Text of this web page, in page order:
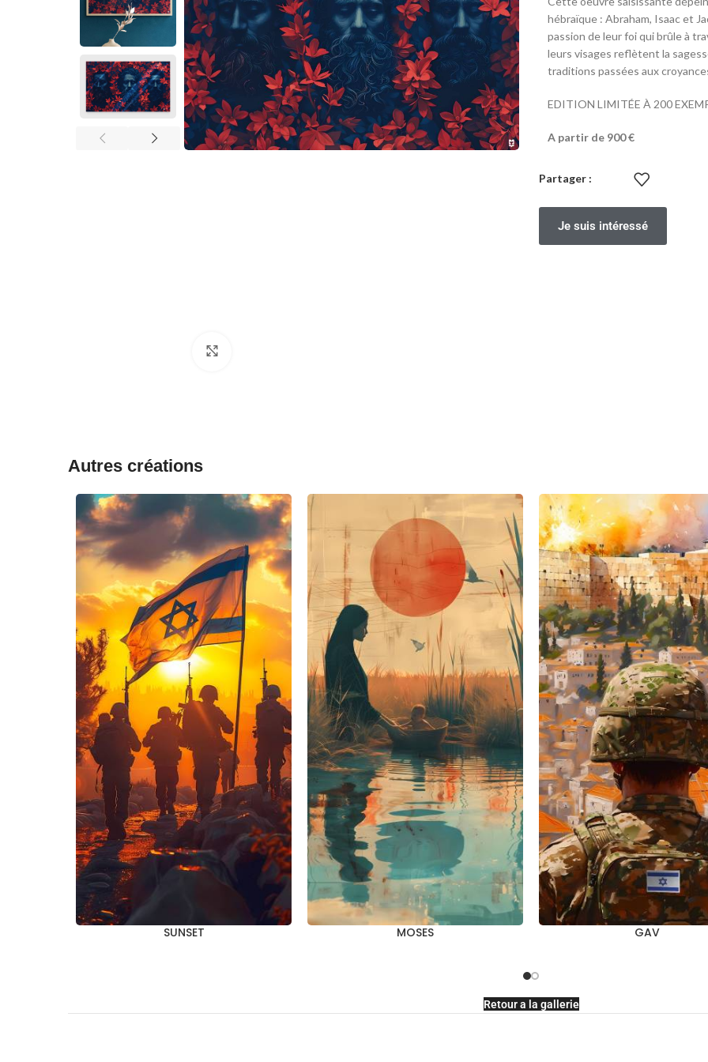
hébraïque : Abraham, Isaac et
passion de leur foi qui brûle à
leurs visages reflètent la
traditions passées aux
EDITION LIMITÉE À 200
A partir de 900 €
Partager :
Je suis intéressé
Autres créations
SUNSET MOSES GAV
Retour a la gallerie